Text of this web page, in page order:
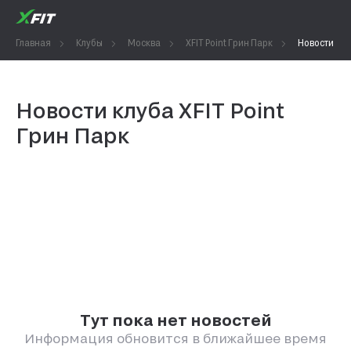
Главная Клубы Москва XFIT Point Грин Парк Новости
Новости клуба XFIT Point
Грин Парк
Тут пока нет новостей
Информация обновится в ближайшее время